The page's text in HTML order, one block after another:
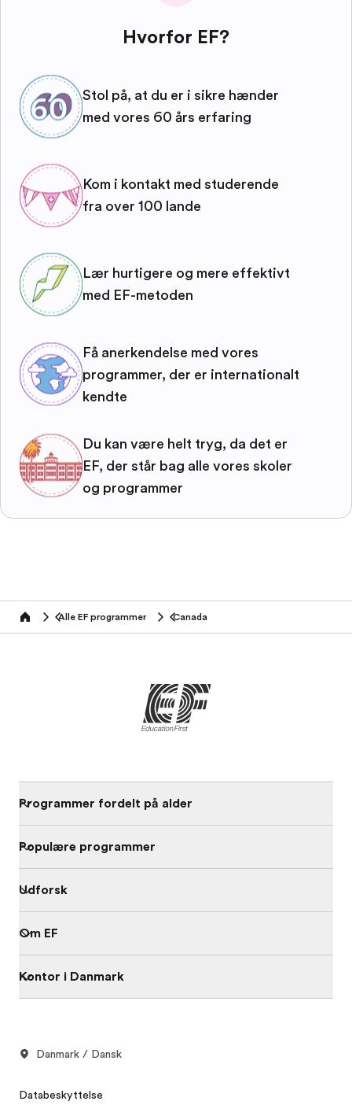
Hvorfor EF?
Stol på, at du er i sikre hænder
med vores 60 års erfaring
Kom i kontakt med studerende
fra over 100 lande
Lær hurtigere og mere effektivt
med EF-metoden
Få anerkendelse med vores
programmer, der er internationalt
kendte
Du kan være helt tryg, da det er
EF, der står bag alle vores skoler
og programmer
home Alle EF programmer Canada
Programmer fordelt på alder
Populære programmer
Udforsk
Om EF
Kontor i Danmark
Danmark / Dansk
Databeskyttelse